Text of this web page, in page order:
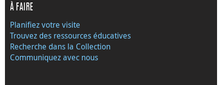
À FAIRE
Planifiez votre visite
Trouvez des ressources éducatives
Recherche dans la Collection
Communiquez avec nous